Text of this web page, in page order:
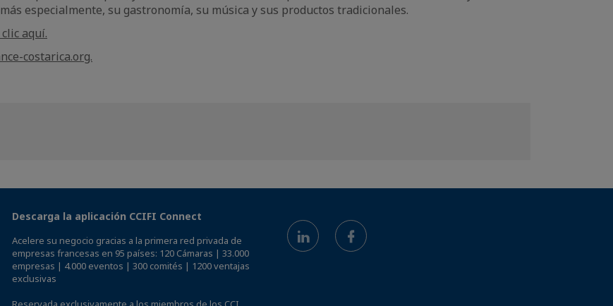
especialmente, su gastronomía, su música y sus productos tradicionales.
aquí.
costarica.org.
Descarga la aplicación CCIFI Connect
Acelere su negocio gracias a la primera red privada de
empresas francesas en 95 países: 120 Cámaras | 33.000
empresas | 4.000 eventos | 300 comités | 1200 ventajas
exclusivas